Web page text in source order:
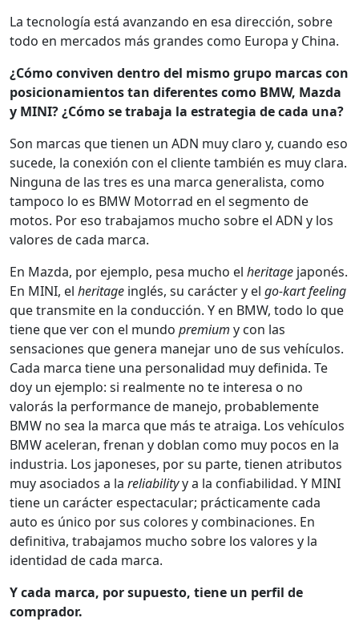
La tecnología está avanzando en esa dirección, sobre
todo en mercados más grandes como Europa y China.
¿Cómo conviven dentro del mismo grupo marcas con
posicionamientos tan diferentes como BMW, Mazda
y MINI? ¿Cómo se trabaja la estrategia de cada una?
Son marcas que tienen un ADN muy claro y, cuando eso
sucede, la conexión con el cliente también es muy clara.
Ninguna de las tres es una marca generalista, como
tampoco lo es BMW Motorrad en el segmento de
motos. Por eso trabajamos mucho sobre el ADN y los
valores de cada marca.
En Mazda, por ejemplo, pesa mucho el heritage japonés.
En MINI, el heritage inglés, su carácter y el go-kart feeling
que transmite en la conducción. Y en BMW, todo lo que
tiene que ver con el mundo premium y con las
sensaciones que genera manejar uno de sus vehículos.
Cada marca tiene una personalidad muy definida. Te
doy un ejemplo: si realmente no te interesa o no
valorás la performance de manejo, probablemente
BMW no sea la marca que más te atraiga. Los vehículos
BMW aceleran, frenan y doblan como muy pocos en la
industria. Los japoneses, por su parte, tienen atributos
muy asociados a la reliabilityy a la confiabilidad. Y MINI
tiene un carácter espectacular; prácticamente cada
auto es único por sus colores y combinaciones. En
definitiva, trabajamos mucho sobre los valores y la
identidad de cada marca.
Y cada marca, por supuesto, tiene un perfil de
comprador.